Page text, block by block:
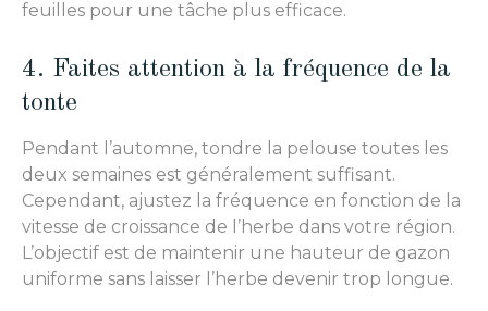
feuilles pour une tâche plus efficace.
4. Faites attention à la fréquence de la
tonte
Pendant l’automne, tondre la pelouse toutes les
deux semaines est généralement suffisant.
Cependant, ajustez la fréquence en fonction de la
vitesse de croissance de l’herbe dans votre région.
L’objectif est de maintenir une hauteur de gazon
uniforme sans laisser l’herbe devenir trop longue.